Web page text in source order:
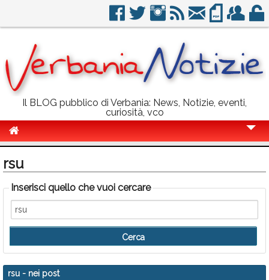
Il BLOG pubblico di Verbania: News, Notizie, eventi,
curiosità, vco
Politica
Sport
Eventi
Info Utili
Rubriche
rsu
Inserisci quello che vuoi cercare
rsu - nei post